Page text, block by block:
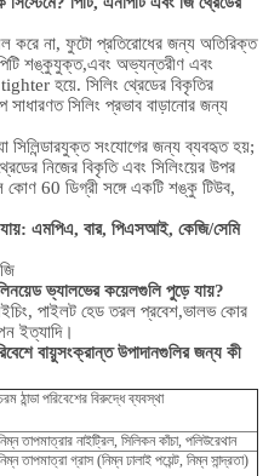
করে না, ফুটো প্রতিরোধের জন্য অতিরিক্ত
শঙ্কুযুক্ত,এবং অভ্যন্তরীণ এবং
হয়ে. সিলিং থ্রেডের বিকৃতির
সাধারণত সিলিং প্রভাব বাড়ানোর জন্য
সিলিন্ডারযুক্ত সংযোগের জন্য ব্যবহৃত হয়;
নিজের বিকৃতি এবং সিলিংয়ের উপর
কোণ 60 ডিগ্রী সঙ্গে একটি শঙ্কু টিউব,
এমপিএ, বার, পিএসআই, কেজি/সেমি
ভ্যালভের কয়েলগুলি পুড়ে যায়?
পাইলট হেড তরল প্রবেশ,ভালভ কোর
ইত্যাদি।
বায়ুসংক্রান্ত উপাদানগুলির জন্য কী
ঠান্ডা পরিবেশের বিরুদ্ধে ব্যবস্থা
তাপমাত্রার নাইট্রিল, সিলিকন কাঁচা, পলিউরেথান
তাপমাত্রা গ্রাস (নিম্ন ঢালাই পয়েন্ট, নিম্ন সান্দ্রতা)